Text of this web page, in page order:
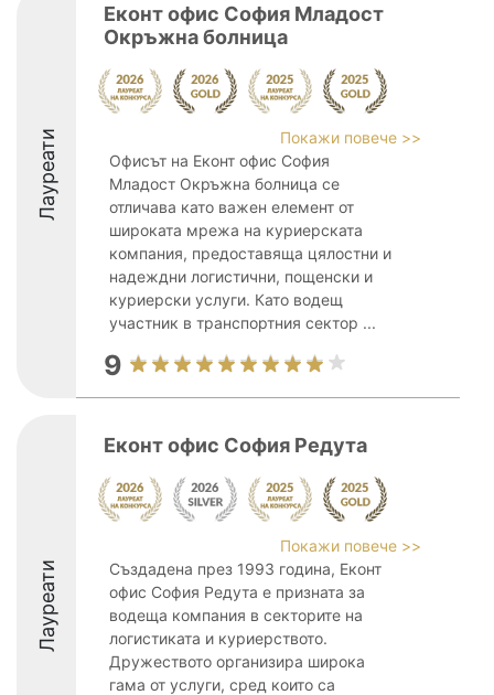
Лауреати
Еконт офис София Младост
Окръжна болница
Покажи повече >>
Офисът на Еконт офис София
Младост Окръжна болница се
отличава като важен елемент от
широката мрежа на куриерската
компания, предоставяща цялостни и
надеждни логистични, пощенски и
куриерски услуги. Като водещ
участник в транспортния сектор ...
9
Лауреати
Еконт офис София Редута
Покажи повече >>
Създадена през 1993 година, Еконт
офис София Редута е призната за
водеща компания в секторите на
логистиката и куриерството.
Дружеството организира широка
гама от услуги, сред които са